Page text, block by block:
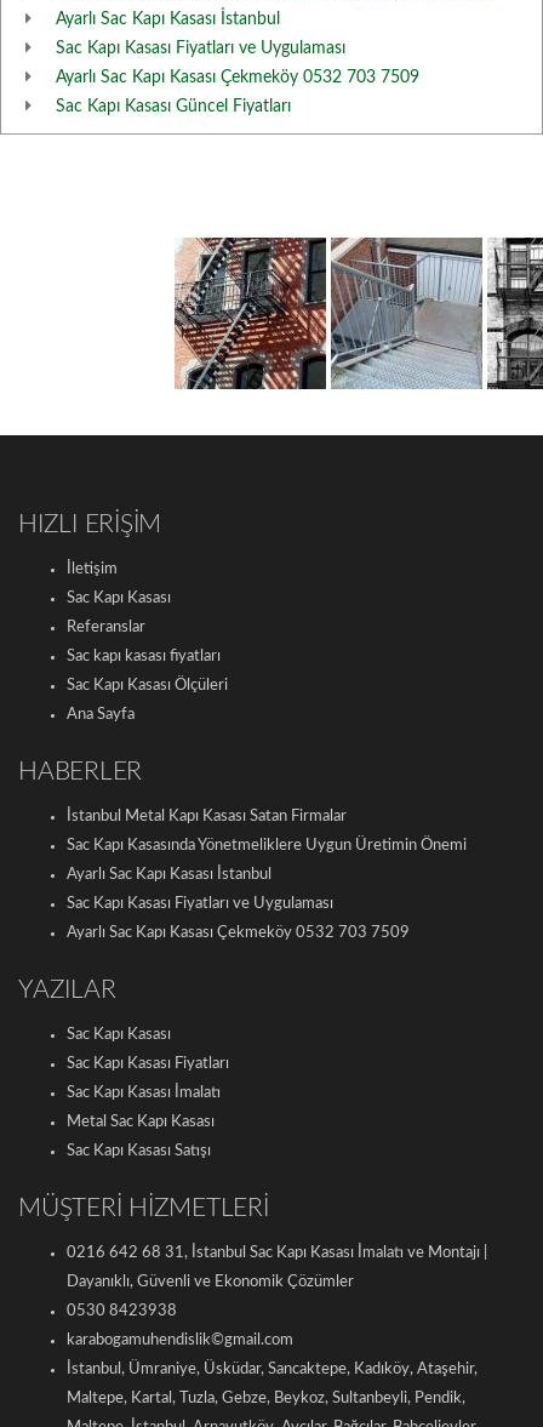
Ayarlı Sac Kapı Kasası İstanbul
Sac Kapı Kasası Fiyatları ve Uygulaması
Ayarlı Sac Kapı Kasası Çekmeköy 0532 703 7509
Sac Kapı Kasası Güncel Fiyatları
HIZLI ERİŞİM
İletişim
Sac Kapı Kasası
Referanslar
Sac kapı kasası fiyatları
Sac Kapı Kasası Ölçüleri
Ana Sayfa
HABERLER
İstanbul Metal Kapı Kasası Satan Firmalar
Sac Kapı Kasasında Yönetmeliklere Uygun Üretimin Önemi
Ayarlı Sac Kapı Kasası İstanbul
Sac Kapı Kasası Fiyatları ve Uygulaması
Ayarlı Sac Kapı Kasası Çekmeköy 0532 703 7509
YAZILAR
Sac Kapı Kasası
Sac Kapı Kasası Fiyatları
Sac Kapı Kasası İmalatı
Metal Sac Kapı Kasası
Sac Kapı Kasası Satışı
MÜŞTERİ HİZMETLERİ
0216 642 68 31, İstanbul Sac Kapı Kasası İmalatı ve Montajı |
Dayanıklı, Güvenli ve Ekonomik Çözümler
0530 8423938
karabogamuhendislik©gmail.com
İstanbul, Ümraniye, Üsküdar, Sancaktepe, Kadıköy, Ataşehir,
Maltepe, Kartal, Tuzla, Gebze, Beykoz, Sultanbeyli, Pendik,